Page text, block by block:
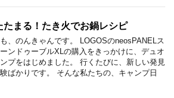
たまる！たき火でお鍋レシピ
、のんきゃんです。 LOGOSのneosPANELス
ンドゥーブルXLの購入をきっかけに、デュオ
プをはじめました。 行くたびに、新しい発見
ばかりです。 そんな私たちの、キャンプ日